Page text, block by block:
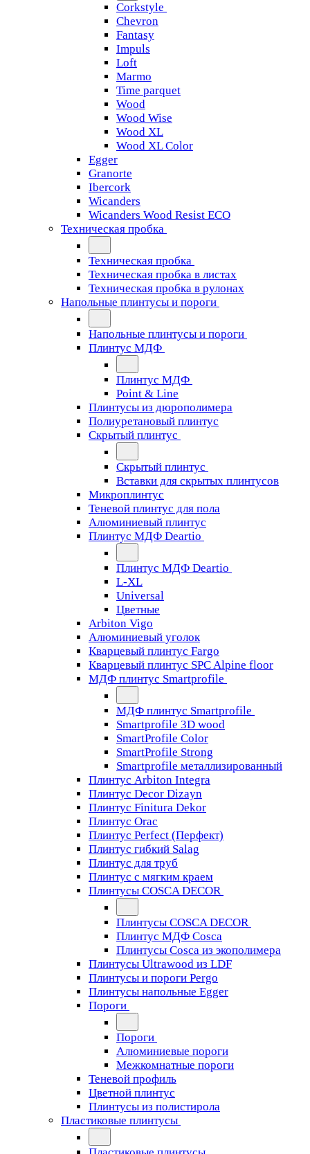
Corkstyle
Chevron
Fantasy
Impuls
Loft
Marmo
Time parquet
Wood
Wood Wise
Wood XL
Wood XL Color
Egger
Granorte
Ibercork
Wicanders
Wicanders Wood Resist ECO
Техническая пробка
Техническая пробка
Техническая пробка в листах
Техническая пробка в рулонах
Напольные плинтусы и пороги
Напольные плинтусы и пороги
Плинтус МДФ
Плинтус МДФ
Point & Line
Плинтусы из дюрополимера
Полиуретановый плинтус
Скрытый плинтус
Скрытый плинтус
Вставки для скрытых плинтусов
Микроплинтус
Теневой плинтус для пола
Алюминиевый плинтус
Плинтус МДФ Deartio
Плинтус МДФ Deartio
L-XL
Universal
Цветные
Arbiton Vigo
Алюминиевый уголок
Кварцевый плинтус Fargo
Кварцевый плинтус SPC Alpine floor
МДФ плинтус Smartprofile
МДФ плинтус Smartprofile
Smartprofile 3D wood
SmartProfile Color
SmartProfile Strong
Smartprofile металлизированный
Плинтус Arbiton Integra
Плинтус Decor Dizayn
Плинтус Finitura Dekor
Плинтус Orac
Плинтус Perfect (Перфект)
Плинтус гибкий Salag
Плинтус для труб
Плинтус с мягким краем
Плинтусы COSCA DECOR
Плинтусы COSCA DECOR
Плинтус МДФ Cosca
Плинтусы Cosca из экополимера
Плинтусы Ultrawood из LDF
Плинтусы и пороги Pergo
Плинтусы напольные Egger
Пороги
Пороги
Алюминиевые пороги
Межкомнатные пороги
Теневой профиль
Цветной плинтус
Плинтусы из полистирола
Пластиковые плинтусы